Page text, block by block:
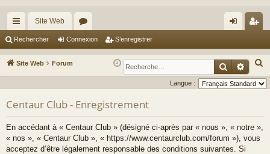
cc
ès
ra
Site Web
or
u
m
ne
xi
nr
eg
r
Rechercher Connexion S’enregistrer
Site Web Forum
e
c
Langue :
Centaur Club - Enregistrement
En accédant à « Centaur Club » (désigné ci-après par « nous », « notre »,
« nos », « Centaur Club », « https://www.centaurclub.com/forum »), vous
acceptez d’être légalement responsable des conditions suivantes. Si